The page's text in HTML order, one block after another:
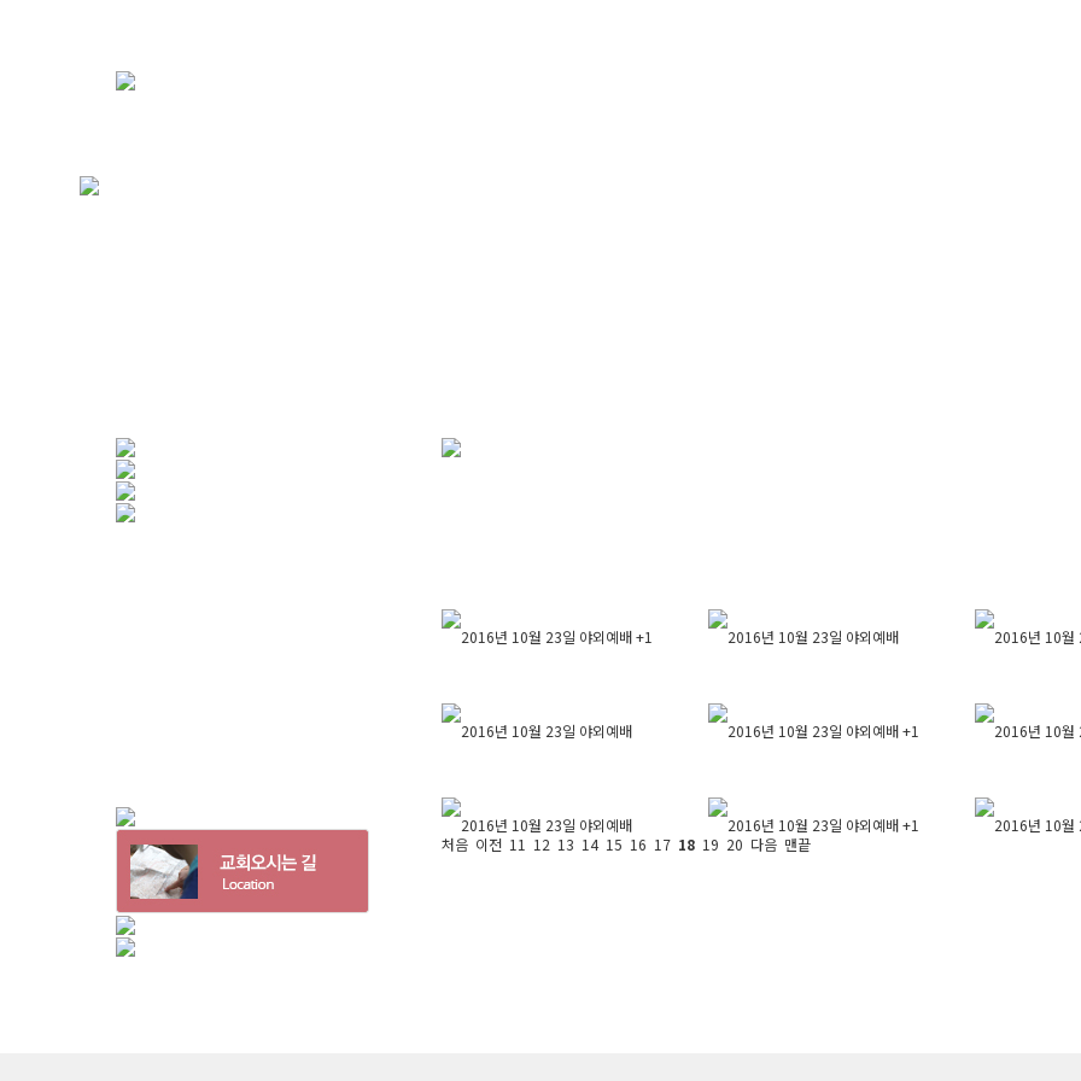
2016년 10월 23일 야외예배+1 2016년 10월 23일 야외예배 2016년 10월
2016년 10월 23일 야외예배 2016년 10월 23일 야외예배+1 2016년 10월
2016년 10월 23일 야외예배
2016년 10월 23일 야외예배+1 2016년 10월
처음 이전 11 12 13 14 15 16 17 18 19 20 다음 맨끝